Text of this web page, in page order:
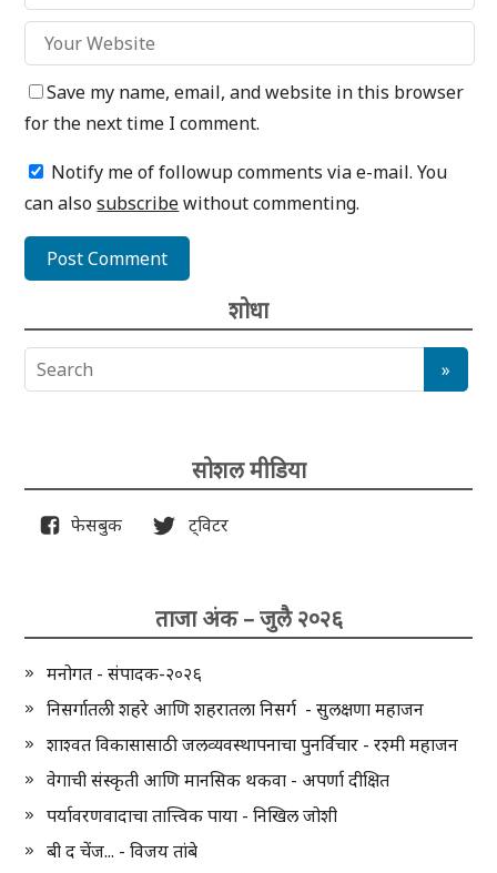
Save my name, email, and website in this browser
for the next time I comment.
Notify me of followup comments via e-mail. You
can alsosubscribewithout commenting.
शोधा
सोशल मीडिया
फेसबुक ट्विटर
ताजा अंक – जुलै २०२६
मनोगत - संपादक-२०२६
निसर्गातली शहरे आणि शहरातला निसर्ग - सुलक्षणा महाजन
शाश्वत विकासासाठी जलव्यवस्थापनाचा पुनर्विचार - रश्मी महाजन
वेगाची संस्कृती आणि मानसिक थकवा - अपर्णा दीक्षित
पर्यावरणवादाचा तात्त्विक पाया - निखिल जोशी
बी द चेंज... - विजय तांबे